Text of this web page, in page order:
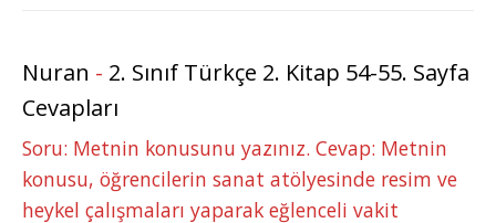
Nuran - 2. Sınıf Türkçe 2. Kitap 54-55. Sayfa
Cevapları
Soru: Metnin konusunu yazınız. Cevap: Metnin
konusu, öğrencilerin sanat atölyesinde resim ve
heykel çalışmaları yaparak eğlenceli vakit